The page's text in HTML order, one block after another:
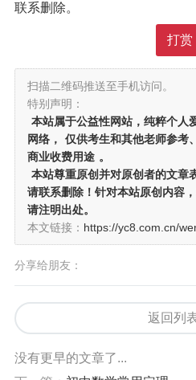
联系删除。
打赏
扫描二维码推送至手机访问。
特别声明：
本站属于公益性网站，纯粹个人
网络，
仅供考生和其他老师参考
商业收费用途 。
本站尊重原创并对原创者的文章
请联系删除！针对本站原创内容
请注明出处。
本文链接： https://yc8.com.cn/
分享给朋友：
返回列
没有更早的文章了...